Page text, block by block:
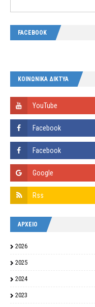
FACEBOOK
ΚΟΙΝΩΝΙΚΑ ΔΙΚΤΥΑ
ΑΡΧΕΙΟ
2026
2025
2024
2023